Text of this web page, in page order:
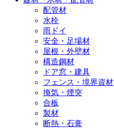
配管材
水栓
雨ドイ
安全・足場材
屋根・外壁材
構造鋼材
ドア窓・建具
フェンス・境界資材
換気・煙突
合板
製材
断熱・石膏